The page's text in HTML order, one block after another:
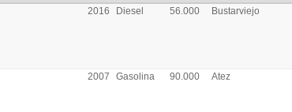
2016 Diesel 56.000 Bustarviejo
2007 Gasolina 90.000 Atez